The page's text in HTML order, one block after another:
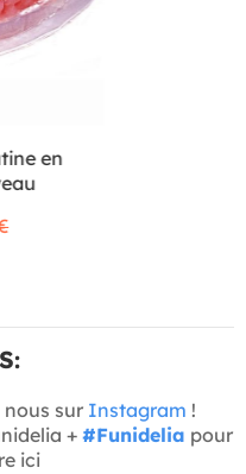
en
sur Instagram !
+ #Funidelia pour
ici